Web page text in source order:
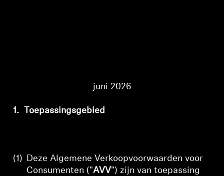
Sound Space
juni 2026
1. Toepassingsgebied
(1) Deze Algemene Verkoopvoorwaarden voor
Consumenten ("AVV") zijn van toepassing